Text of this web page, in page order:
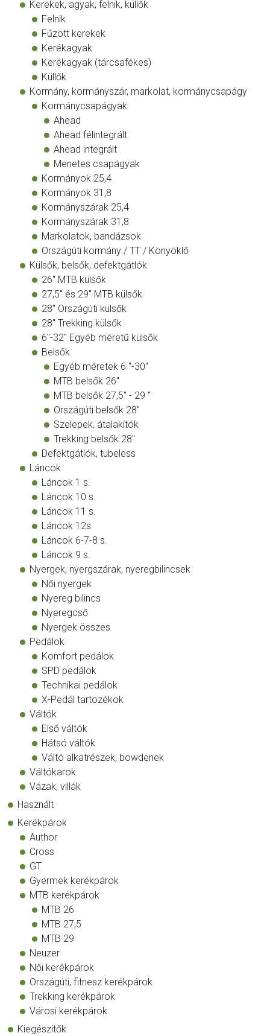
Kerekek, agyak, felnik, küllők
Felnik
Fűzött kerekek
Kerékagyak
Kerékagyak (tárcsafékes)
Küllők
Kormány, kormányszár, markolat, kormánycsapágy
Kormánycsapágyak
Ahead
Ahead félintegrált
Ahead integrált
Menetes csapágyak
Kormányok 25,4
Kormányok 31,8
Kormányszárak 25,4
Kormányszárak 31,8
Markolatok, bandázsok
Országúti kormány / TT / Könyöklő
Külsők, belsők, defektgátlók
26" MTB külsők
27,5" és 29" MTB külsők
28" Országúti külsők
28" Trekking külsők
6"-32" Egyéb méretű külsők
Belsők
Egyéb méretek 6 "-30"
MTB belsők 26"
MTB belsők 27,5" - 29 "
Országúti belsők 28"
Szelepek, átalakítók
Trekking belsők 28"
Defektgátlók, tubeless
Láncok
Láncok 1 s.
Láncok 10 s.
Láncok 11 s.
Láncok 12s
Láncok 6-7-8 s.
Láncok 9 s.
Nyergek, nyergszárak, nyeregbilincsek
Női nyergek
Nyereg bilincs
Nyeregcső
Nyergek összes
Pedálok
Komfort pedálok
SPD pedálok
Technikai pedálok
X-Pedál tartozékok
Váltók
Első váltók
Hátsó váltók
Váltó alkatrészek, bowdenek
Váltókarok
Vázak, villák
Használt
Kerékpárok
Author
Cross
GT
Gyermek kerékpárok
MTB kerékpárok
MTB 26
MTB 27,5
MTB 29
Neuzer
Női kerékpárok
Országúti, fitnesz kerékpárok
Trekking kerékpárok
Városi kerékpárok
Kiegészítők